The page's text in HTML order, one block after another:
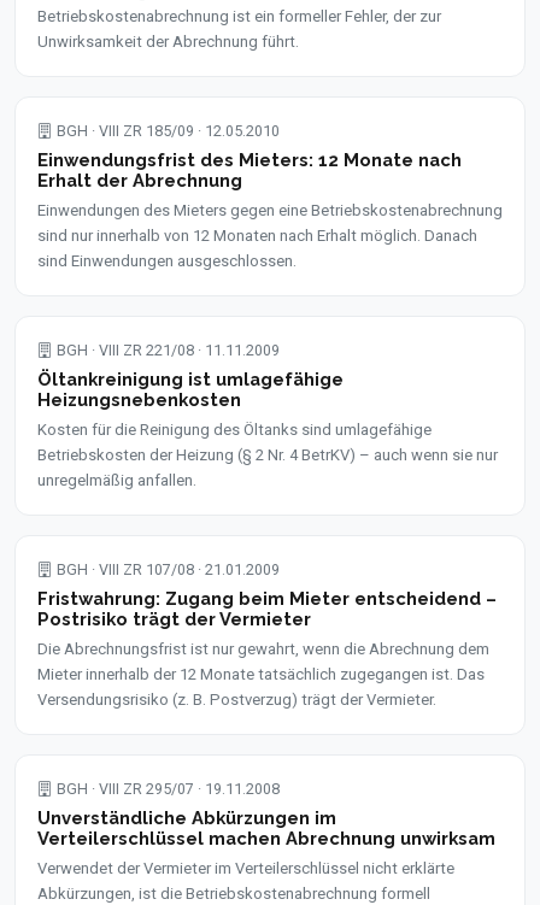
Betriebskostenabrechnung ist ein formeller Fehler, der zur
Unwirksamkeit der Abrechnung führt.
BGH · VIII ZR 185/09 · 12.05.2010
Einwendungsfrist des Mieters: 12 Monate nach
Erhalt der Abrechnung
Einwendungen des Mieters gegen eine Betriebskostenabrechnung
sind nur innerhalb von 12 Monaten nach Erhalt möglich. Danach
sind Einwendungen ausgeschlossen.
BGH · VIII ZR 221/08 · 11.11.2009
Öltankreinigung ist umlagefähige
Heizungsnebenkosten
Kosten für die Reinigung des Öltanks sind umlagefähige
Betriebskosten der Heizung (§ 2 Nr. 4 BetrKV) – auch wenn sie nur
unregelmäßig anfallen.
BGH · VIII ZR 107/08 · 21.01.2009
Fristwahrung: Zugang beim Mieter entscheidend –
Postrisiko trägt der Vermieter
Die Abrechnungsfrist ist nur gewahrt, wenn die Abrechnung dem
Mieter innerhalb der 12 Monate tatsächlich zugegangen ist. Das
Versendungsrisiko (z. B. Postverzug) trägt der Vermieter.
BGH · VIII ZR 295/07 · 19.11.2008
Unverständliche Abkürzungen im
Verteilerschlüssel machen Abrechnung unwirksam
Verwendet der Vermieter im Verteilerschlüssel nicht erklärte
Abkürzungen, ist die Betriebskostenabrechnung formell